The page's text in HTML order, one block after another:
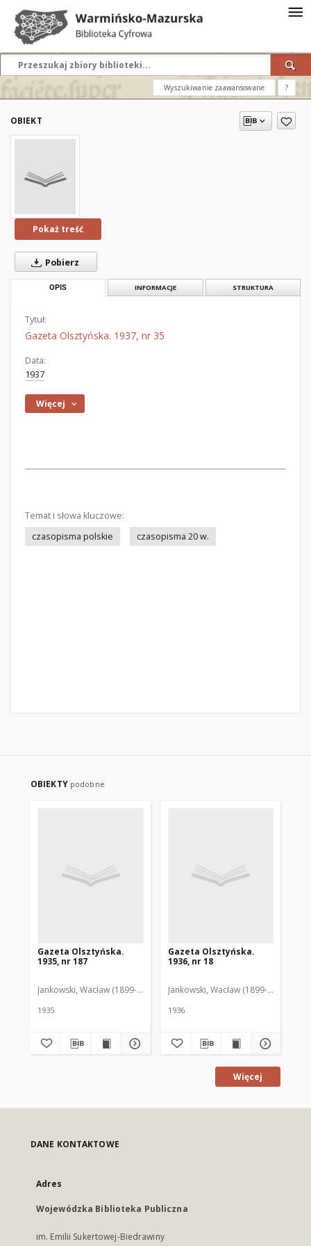
Wyszukiwanie zaawansowane ?
OBIEKT
Pokaż treść
Pobierz
OPIS INFORMACJE STRUKTURA
Tytuł:
Gazeta Olsztyńska. 1937, nr 35
Data:
1937
Więcej
Temat i słowa kluczowe:
czasopisma polskie
czasopisma 20 w.
OBIEKTY podobne
Gazeta Olsztyńska.
1935, nr 187
Jankowski, Wacław (1899-1975). Red.
1935
Gazeta Olsztyńska.
1936, nr 18
Jankowski, Wacław (1899-1975). Red.
1936
Więcej
DANE KONTAKTOWE
Adres
Wojewódzka Biblioteka Publiczna
im. Emilii Sukertowej-Biedrawiny